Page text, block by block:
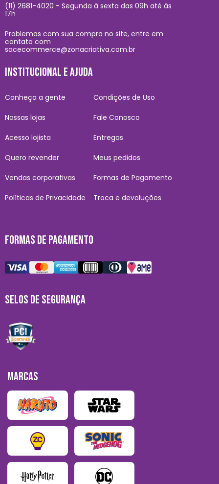
(11) 2681-4020 - Segunda à sexta das 09h até às
17h
Problemas com sua compra no site, entre em
contato com
sacecommerce@zonacriativa.com.br
INSTITUCIONAL E AJUDA
Conheça a gente
Nossas lojas
Acesso lojista
Quero revender
Vendas corporativas
Políticas de Privacidade
Condições de Uso
Fale Conosco
Entregas
Meus pedidos
Formas de Pagamento
Troca e devoluções
FORMAS DE PAGAMENTO
SELOS DE SEGURANÇA
MARCAS